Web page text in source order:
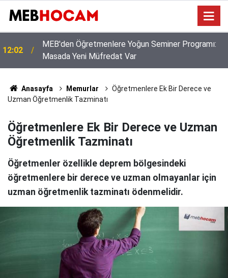
11:02
Norm Kadrolar Yenileniyor, Hata Yapmamak İçin
Ders Yükünüzü İnceleyin!
Anasayfa Memurlar
Öğretmenlere Ek Bir Derece ve
Uzman Öğretmenlik Tazminatı
Öğretmenlere Ek Bir Derece ve Uzman
Öğretmenlik Tazminatı
Öğretmenler özellikle deprem bölgesindeki
öğretmenlere bir derece ve uzman olmayanlar için
uzman öğretmenlik tazminatı ödenmelidir.